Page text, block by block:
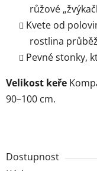
růžové
Kvete od
rostlina
Pevné stonky,
Velikost keře
90–100 cm.
Dostupnost